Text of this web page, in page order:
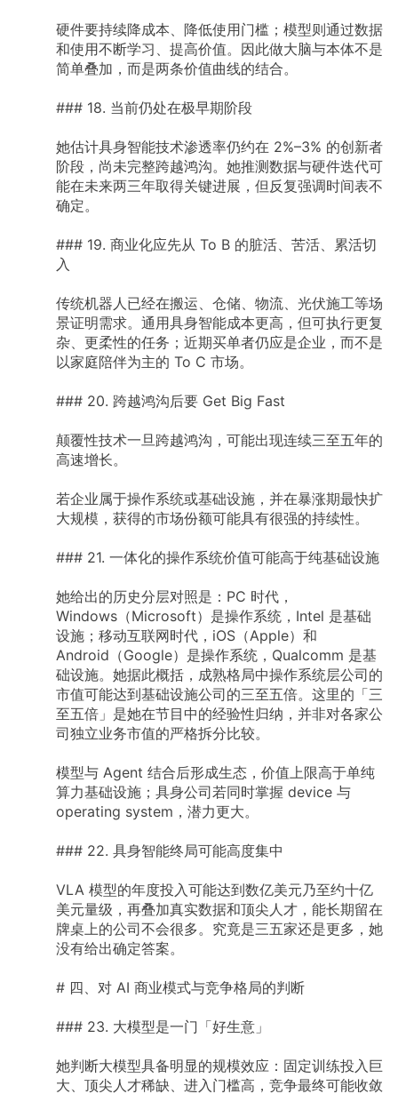
硬件要持续降成本、降低使用门槛；模型则通过数据
和使用不断学习、提高价值。因此做大脑与本体不是
简单叠加，而是两条价值曲线的结合。
### 18. 当前仍处在极早期阶段
她估计具身智能技术渗透率仍约在 2%–3% 的创新者
阶段，尚未完整跨越鸿沟。她推测数据与硬件迭代可
能在未来两三年取得关键进展，但反复强调时间表不
确定。
### 19. 商业化应先从 To B 的脏活、苦活、累活切
入
传统机器人已经在搬运、仓储、物流、光伏施工等场
景证明需求。通用具身智能成本更高，但可执行更复
杂、更柔性的任务；近期买单者仍应是企业，而不是
以家庭陪伴为主的 To C 市场。
### 20. 跨越鸿沟后要 Get Big Fast
颠覆性技术一旦跨越鸿沟，可能出现连续三至五年的
高速增长。
若企业属于操作系统或基础设施，并在暴涨期最快扩
大规模，获得的市场份额可能具有很强的持续性。
### 21. 一体化的操作系统价值可能高于纯基础设施
她给出的历史分层对照是：PC 时代，
Windows（Microsoft）是操作系统，Intel 是基础
设施；移动互联网时代，iOS（Apple）和
Android（Google）是操作系统，Qualcomm 是基
础设施。她据此概括，成熟格局中操作系统层公司的
市值可能达到基础设施公司的三至五倍。这里的「三
至五倍」是她在节目中的经验性归纳，并非对各家公
司独立业务市值的严格拆分比较。
模型与 Agent 结合后形成生态，价值上限高于单纯
算力基础设施；具身公司若同时掌握 device 与
operating system，潜力更大。
### 22. 具身智能终局可能高度集中
VLA 模型的年度投入可能达到数亿美元乃至约十亿
美元量级，再叠加真实数据和顶尖人才，能长期留在
牌桌上的公司不会很多。究竟是三五家还是更多，她
没有给出确定答案。
# 四、对 AI 商业模式与竞争格局的判断
### 23. 大模型是一门「好生意」
她判断大模型具备明显的规模效应：固定训练投入巨
大、顶尖人才稀缺、进入门槛高，竞争最终可能收敛